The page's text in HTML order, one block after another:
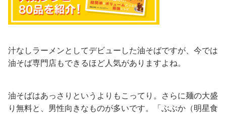
汁なしラーメンとしてデビューした油そばですが、今では
油そば専門店もできるほど人気がありますよね。
油そばはあっさりというよりもこってり。さらに麺の大盛
り無料と、男性向きなものが多いです。「ぶぶか（明星食